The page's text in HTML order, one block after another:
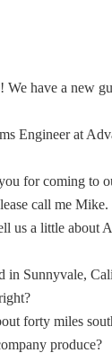
have a new
Engineer at
for coming to
call me Mike.
us a little about
in Sunnyvale,
forty miles
produce?